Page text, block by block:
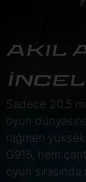
AKIL
Sadece 20,5
oyun
rağmen
G915, hem
oyun